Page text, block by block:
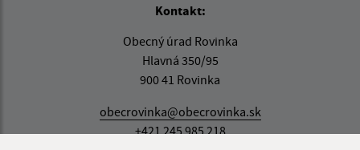
Kontakt:
Obecný úrad Rovinka
Hlavná 350/95
900 41 Rovinka
obecrovinka@obecrovinka.sk
+421 245 985 218